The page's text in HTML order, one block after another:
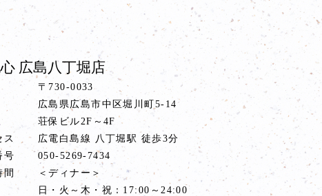
広島八丁堀店
〒730-0033
広島県広島市中区堀川町5-14
荘保ビル2F～4F
ス
広電白島線 八丁堀駅 徒歩3分
号
050-5269-7434
間
＜ディナー＞
日・火～木・祝：17:00～24:00